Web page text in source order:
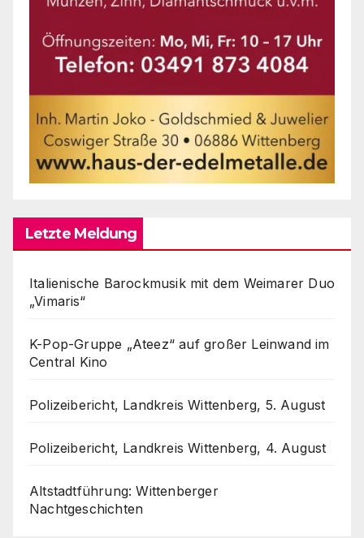
Letzte Meldung
Italienische Barockmusik mit dem Weimarer Duo
„Vimaris“
K-Pop-Gruppe „Ateez“ auf großer Leinwand im
Central Kino
Polizeibericht, Landkreis Wittenberg, 5. August
Polizeibericht, Landkreis Wittenberg, 4. August
Altstadtführung: Wittenberger
Nachtgeschichten